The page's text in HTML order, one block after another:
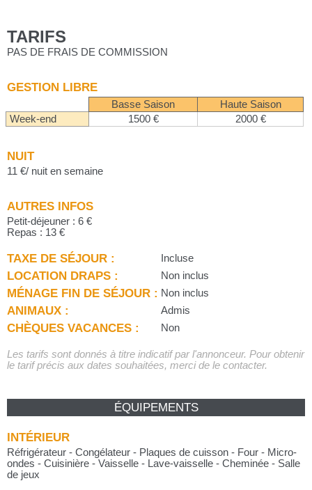
TARIFS
PAS DE FRAIS DE COMMISSION
GESTION LIBRE
Basse Saison
Haute Saison
Week-end
1500 € 2000 €
NUIT
11 €/ nuit en semaine
AUTRES INFOS
Petit-déjeuner : 6 €
Repas : 13 €
TAXE DE SÉJOUR : Incluse
LOCATION DRAPS : Non inclus
MÉNAGE FIN DE SÉJOUR : Non inclus
ANIMAUX : Admis
CHÈQUES VACANCES : Non
Les tarifs sont donnés à titre indicatif par l'annonceur. Pour obtenir
le tarif précis aux dates souhaitées, merci de le contacter.
ÉQUIPEMENTS
INTÉRIEUR
Réfrigérateur - Congélateur - Plaques de cuisson - Four - Micro-
ondes - Cuisinière - Vaisselle - Lave-vaisselle - Cheminée - Salle
de jeux